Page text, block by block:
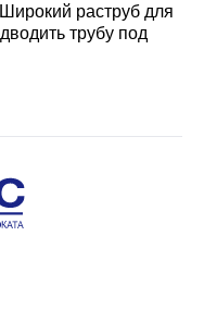
раструб для
трубу под